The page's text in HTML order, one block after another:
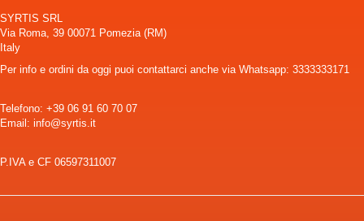
SYRTIS SRL
Via Roma, 39 00071 Pomezia (RM)
Italy
Per info e ordini da oggi puoi contattarci anche via Whatsapp: 3333333171
Telefono: +39 06 91 60 70 07
Email: info@syrtis.it
P.IVA e CF 06597311007